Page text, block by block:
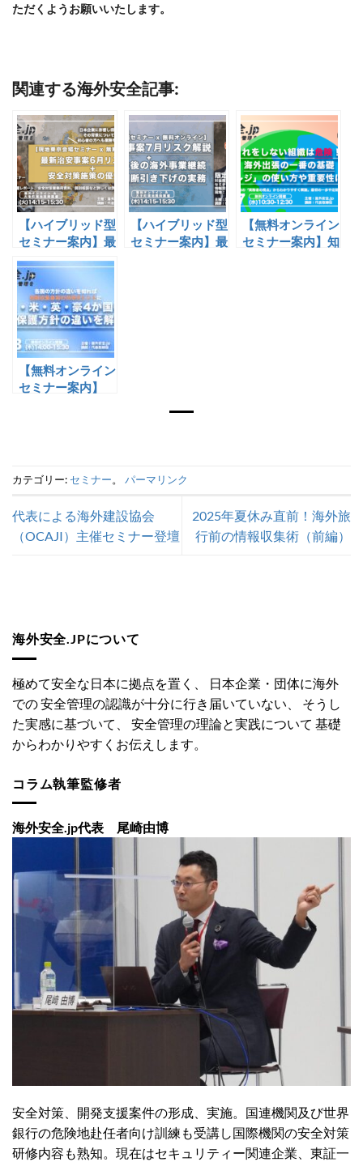
ただくようお願いいたします。
関連する海外安全記事:
【ハイブリッド型
セミナー案内】最
新治安事案/6月リ
スク解説+安全対
策施策の優先順位
【ハイブリッド型
セミナー案内】最
【無料オンライン
セミナー案内】知
【無料オンライン
セミナー案内】
カテゴリー: セミナー。 パーマリンク
代表による海外建設協会
（OCAJI）主催セミナー登壇
2025年夏休み直前！海外旅
行前の情報収集術（前編）
海外安全.JPについて
極めて安全な日本に拠点を置く、 日本企業・団体に海外
での 安全管理の認識が十分に行き届いていない、 そうし
た実感に基づいて、 安全管理の理論と実践について 基礎
からわかりやすくお伝えします。
コラム執筆監修者
海外安全.jp代表 尾崎由博
安全対策、開発支援案件の形成、実施。国連機関及び世界
銀行の危険地赴任者向け訓練も受講し国際機関の安全対策
研修内容も熟知。現在はセキュリティー関連企業、東証一